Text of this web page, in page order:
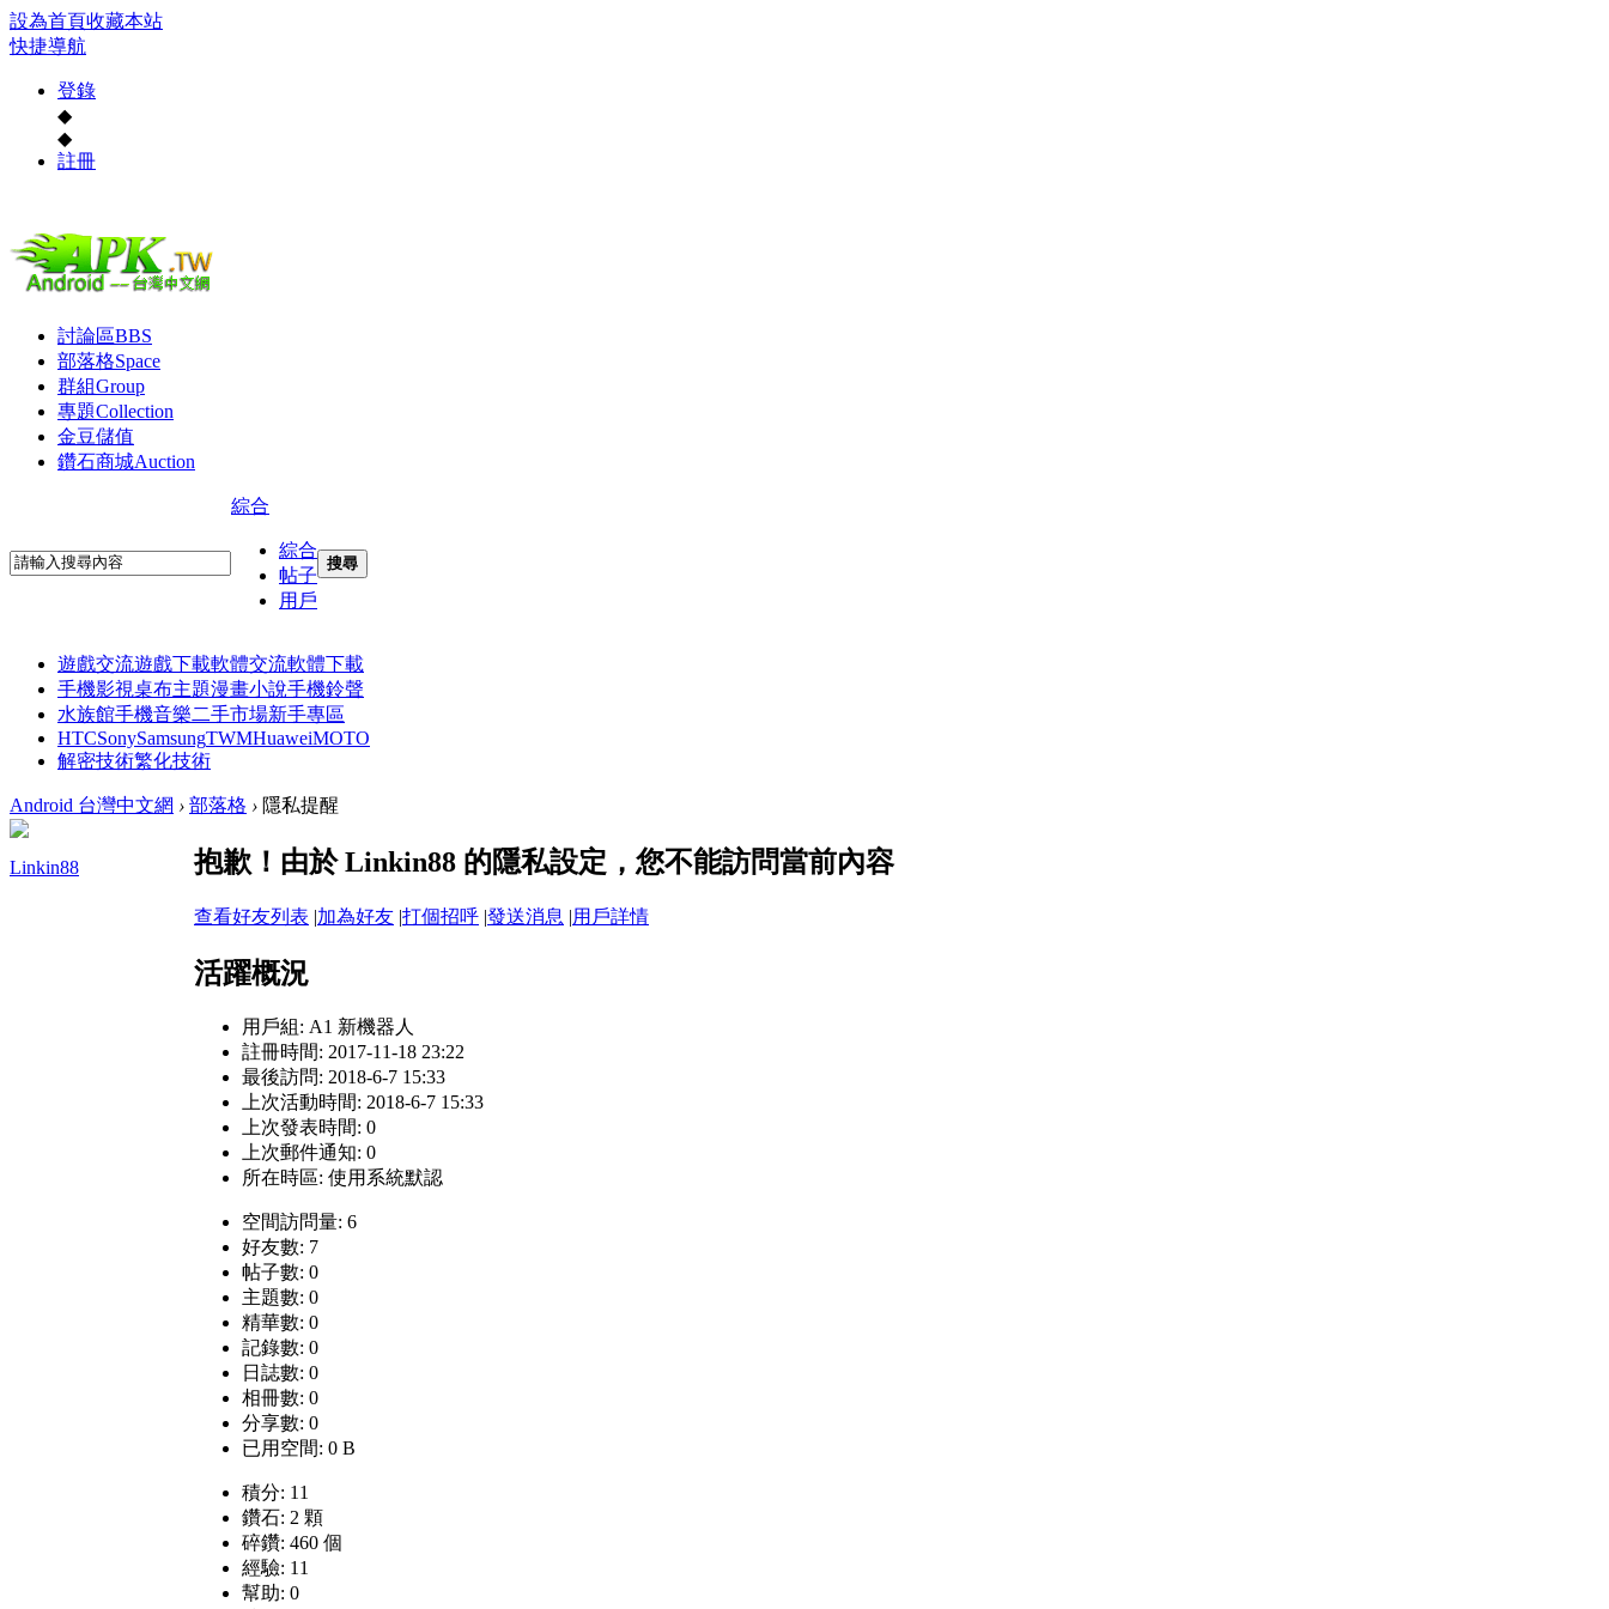
設為首頁收藏本站
快捷導航
登錄
◆
◆
註冊
討論區BBS
部落格Space
群組Group
專題Collection
金豆儲值
鑽石商城Auction
綜合
綜合
帖子
用戶
搜尋
遊戲交流遊戲下載軟體交流軟體下載
手機影視桌布主題漫畫小說手機鈴聲
水族館手機音樂二手市場新手專區
HTCSonySamsungTWMHuaweiMOTO
解密技術繁化技術
Android 台灣中文網 › 部落格 › 隱私提醒
Linkin88 抱歉！由於 Linkin88 的隱私設定，您不能訪問當前內容
查看好友列表 |加為好友 |打個招呼 |發送消息 |用戶詳情
活躍概況
用戶組: A1 新機器人
註冊時間: 2017-11-18 23:22
最後訪問: 2018-6-7 15:33
上次活動時間: 2018-6-7 15:33
上次發表時間: 0
上次郵件通知: 0
所在時區: 使用系統默認
空間訪問量: 6
好友數: 7
帖子數: 0
主題數: 0
精華數: 0
記錄數: 0
日誌數: 0
相冊數: 0
分享數: 0
已用空間: 0 B
積分: 11
鑽石: 2 顆
碎鑽: 460 個
經驗: 11
幫助: 0